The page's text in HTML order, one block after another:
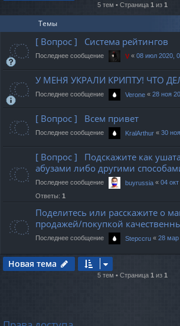
5 тем • Страница 1 из 1
Темы
[ Вопрос ] Система рейтингов
Последнее сообщение V « 08 июл 2020,
У МЕНЯ УКРАЛИ КРИПТУ! ЧТО
Последнее сообщение Verone « 28 ноя
[ Вопрос ] Всем привет
Последнее сообщение KralArthur « 30
[ Вопрос ] Подскажите как
абузами либо другими
Последнее сообщение buyrussia « 04
Ответы: 1
Поделитесь или расскажите о
продажей/покупкой
Последнее сообщение Stepccru « 28 мар
Новая тема
5 тем • Страница 1 из 1